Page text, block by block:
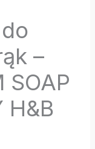
–
SOAP
H&B